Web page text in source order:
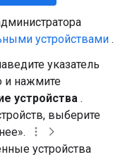
устройствами .
указатель
и нажмите
устройства .
выберите
устройства